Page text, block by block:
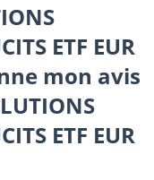
ETF EUR
mon avis
ETF EUR